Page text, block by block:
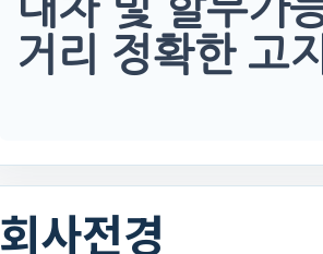
거리 정확한 고
회사전경